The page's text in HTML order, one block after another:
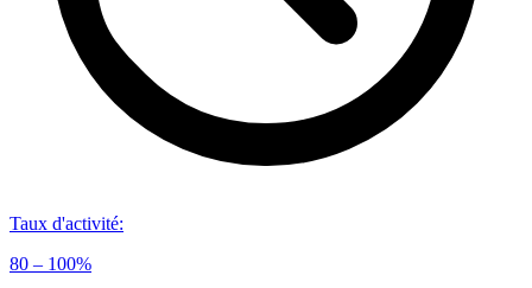
Taux d'activité:
80 – 100%